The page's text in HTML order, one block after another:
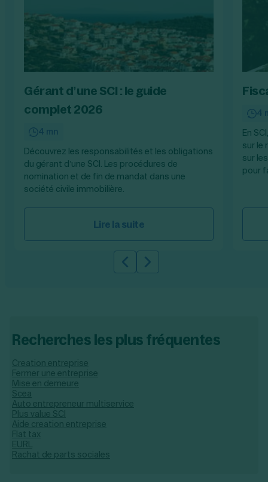
Gérant d’une SCI : le guide
complet 2026
4 mn
Découvrez les responsabilités et les obligations
du gérant d’une SCI. Les procédures de
nomination et de fin de mandat dans une
société civile immobilière.
Lire la suite
4
En
sur le
sur
pour
Slide précédente
Slide suivante
Recherches les plus fréquentes
Creation entreprise
Fermer une entreprise
Mise en demeure
Scea
Auto entrepreneur multiservice
Plus value SCI
Aide creation entreprise
Flat tax
EURL
Rachat de parts sociales